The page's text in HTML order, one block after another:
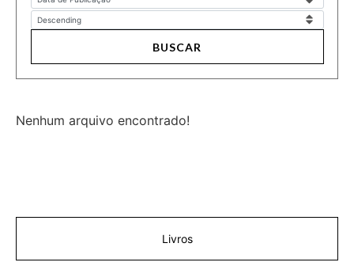
Livros
BUSCAR
Nenhum arquivo encontrado!